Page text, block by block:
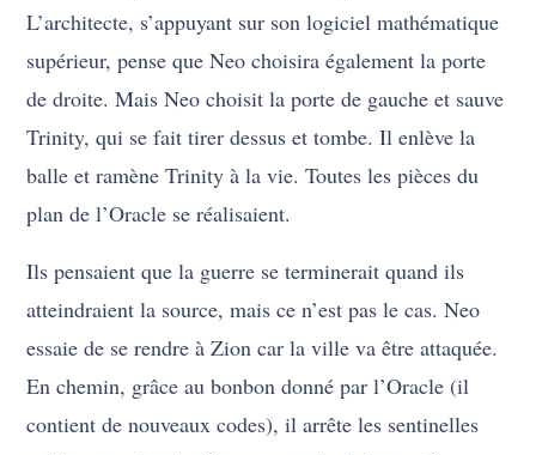
L’architecte, s’appuyant sur son logiciel mathématique
supérieur, pense que Neo choisira également la porte
de droite. Mais Neo choisit la porte de gauche et sauve
Trinity, qui se fait tirer dessus et tombe. Il enlève la
balle et ramène Trinity à la vie. Toutes les pièces du
plan de l’Oracle se réalisaient.
Ils pensaient que la guerre se terminerait quand ils
atteindraient la source, mais ce n’est pas le cas. Neo
essaie de se rendre à Zion car la ville va être attaquée.
En chemin, grâce au bonbon donné par l’Oracle (il
contient de nouveaux codes), il arrête les sentinelles